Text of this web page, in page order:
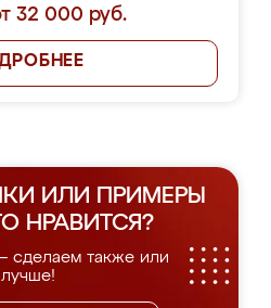
32 000 руб.
ИЛИ ПРИМЕРЫ
НРАВИТСЯ?
сделаем также или
лучше!